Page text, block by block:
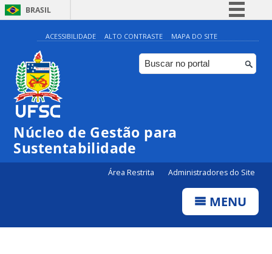
BRASIL
Simplifique!
Comunica BR
Participe
ACESSIBILIDADE ALTO CONTRASTE MAPA DO SITE
Núcleo de Gestão para
Sustentabilidade
Área Restrita Administradores do Site
MENU